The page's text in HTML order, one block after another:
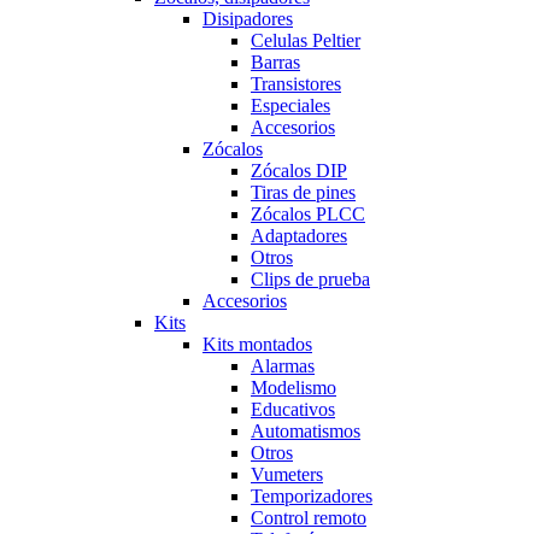
Disipadores
Celulas Peltier
Barras
Transistores
Especiales
Accesorios
Zócalos
Zócalos DIP
Tiras de pines
Zócalos PLCC
Adaptadores
Otros
Clips de prueba
Accesorios
Kits
Kits montados
Alarmas
Modelismo
Educativos
Automatismos
Otros
Vumeters
Temporizadores
Control remoto